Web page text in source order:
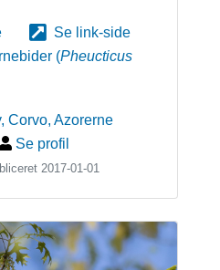
Se link-side
(Pheucticus
Corvo, Azorerne
Se profil
2017-01-01